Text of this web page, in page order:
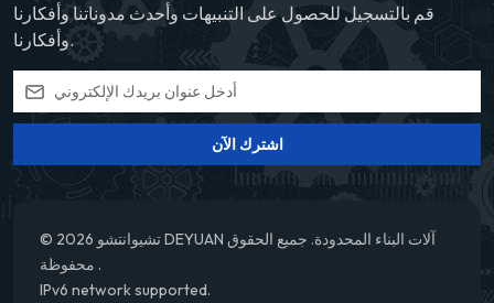
قم بالتسجيل للحصول على التنبيهات وأحدث مدوناتنا وأفكارنا
وأفكارنا.
اشترك الآن
© 2026 تشيوانتشو DEYUAN آلات البناء المحدودة. جميع الحقوق
محفوظة .
IPv6 network supported.